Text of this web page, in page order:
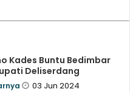
Kades Buntu Bedimbar
Deliserdang
03 Jun 2024